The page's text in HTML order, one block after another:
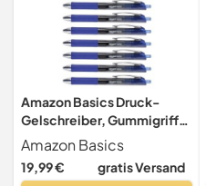
Amazon Basics Druck-
Gelschreiber, Gummigriff,
Wischfest, Ideal für Schule
und Büro, Feine
Strichstärke (0,7mm), Blau,
Amazon Basics
19,99 € gratis Versand